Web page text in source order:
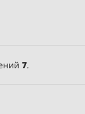
7.